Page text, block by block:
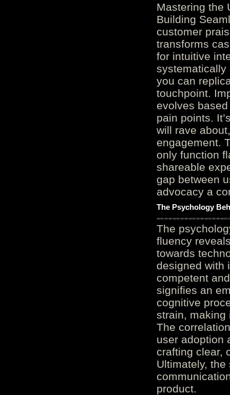
Mastering the
Building
customer
transforms
for intuitive
systematically
you can
touchpoint.
evolves
pain points.
will rave
engagement.
only function
shareable
gap between
advocacy a
The Psychology
The
fluency
towards
designed with
competent
signifies an
cognitive
strain, making
The
user adoption
crafting clear,
Ultimately,
product.